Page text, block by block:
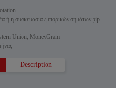
Συσκευασία λεπτομέρειες: Συνήθεια η ιδέα ή η συσκευασία εμπορικών σημάτων pipo σας
Union, MoneyGram
Description